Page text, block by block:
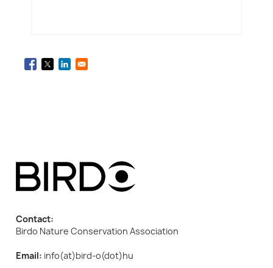
Contact:
Birdo Nature Conservation Association
Email: info(at)bird-o(dot)hu